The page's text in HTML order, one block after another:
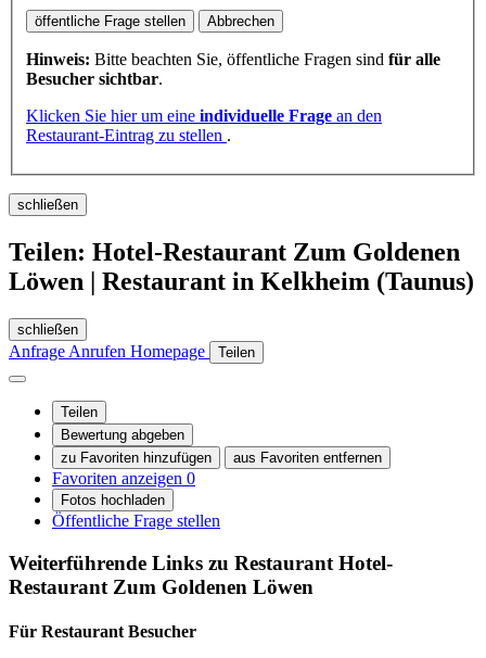
öffentliche Frage stellen Abbrechen
Hinweis: Bitte beachten Sie, öffentliche Fragen sind für alle
Besucher sichtbar.
Klicken Sie hier um eine individuelle Frage an den
Restaurant-Eintrag zu stellen .
schließen
Teilen: Hotel-Restaurant Zum Goldenen
Löwen | Restaurant in Kelkheim (Taunus)
schließen
Anfrage Anrufen Homepage Teilen
Teilen
Bewertung abgeben
zu Favoriten hinzufügen
aus Favoriten entfernen
Favoriten anzeigen 0
Fotos hochladen
Öffentliche Frage stellen
Weiterführende Links zu Restaurant Hotel-
Restaurant Zum Goldenen Löwen
Für Restaurant Besucher